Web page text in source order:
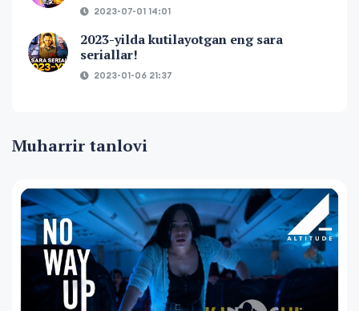
2023-07-01 14:01
2023-yilda kutilayotgan eng sara
seriallar!
2023-01-06 21:37
Muharrir tanlovi